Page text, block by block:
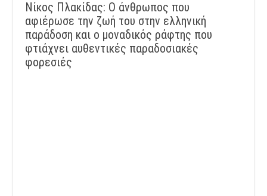
Νίκος Πλακίδας: O άνθρωπος που
αφιέρωσε την ζωή του στην ελληνική
παράδοση και ο μοναδικός ράφτης που
φτιάχνει αυθεντικές παραδοσιακές
φορεσιές